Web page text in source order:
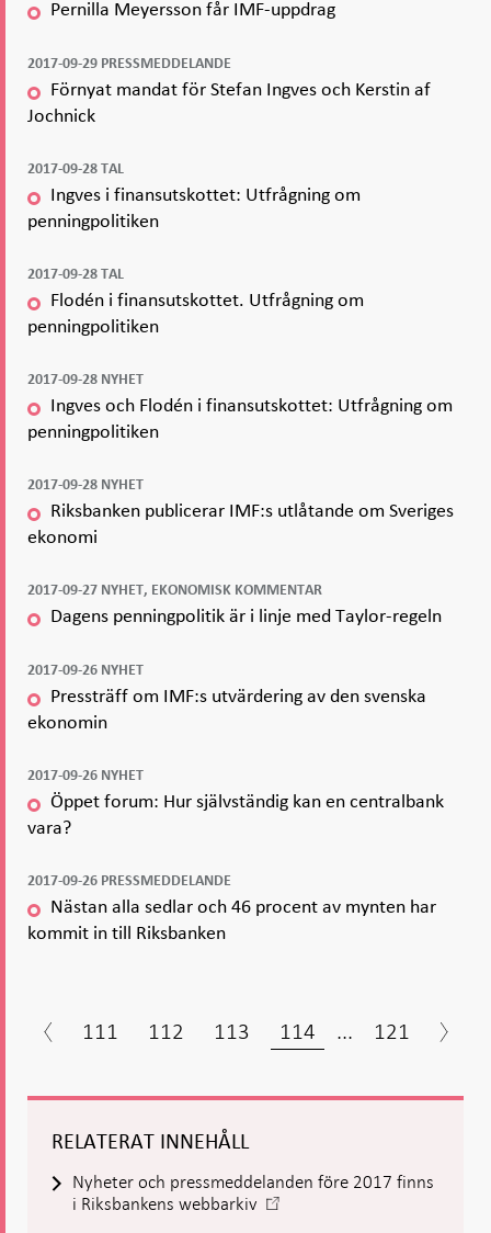
Pernilla Meyersson får IMF-uppdrag
2017-09-29 PRESSMEDDELANDE
Förnyat mandat för Stefan Ingves och Kerstin af
Jochnick
2017-09-28 TAL
Ingves i finansutskottet: Utfrågning om
penningpolitiken
2017-09-28 TAL
Flodén i finansutskottet. Utfrågning om
penningpolitiken
2017-09-28 NYHET
Ingves och Flodén i finansutskottet: Utfrågning om
penningpolitiken
2017-09-28 NYHET
Riksbanken publicerar IMF:s utlåtande om Sveriges
ekonomi
2017-09-27 NYHET, EKONOMISK KOMMENTAR
Dagens penningpolitik är i linje med Taylor-regeln
2017-09-26 NYHET
Pressträff om IMF:s utvärdering av den svenska
ekonomin
2017-09-26 NYHET
Öppet forum: Hur självständig kan en centralbank
vara?
2017-09-26 PRESSMEDDELANDE
Nästan alla sedlar och 46 procent av mynten har
kommit in till Riksbanken
111 112 113 114 ... 121
RELATERAT INNEHÅLL
Nyheter och pressmeddelanden före 2017 finns
i Riksbankens webbarkiv